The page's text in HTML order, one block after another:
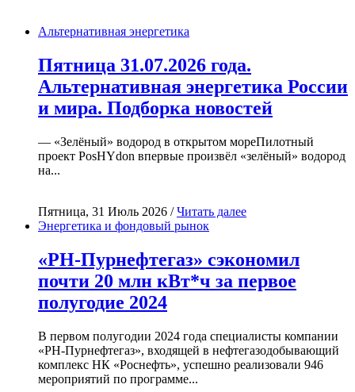
Альтернативная энергетика
Пятница 31.07.2026 года.
Альтернативная энергетика России
и мира. Подборка новостей
— «Зелёный» водород в открытом мореПилотный
проект PosHYdon впервые произвёл «зелёный» водород
на...
Пятница, 31 Июль 2026 /Читать далее
Энергетика и фондовый рынок
«РН-Пурнефтегаз» сэкономил
почти 20 млн кВт*ч за первое
полугодие 2024
В первом полугодии 2024 года специалисты компании
«РН-Пурнефтегаз», входящей в нефтегазодобывающий
комплекс НК «Роснефть», успешно реализовали 946
мероприятий по программе...